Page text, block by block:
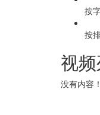
按
按
视
没有内容！